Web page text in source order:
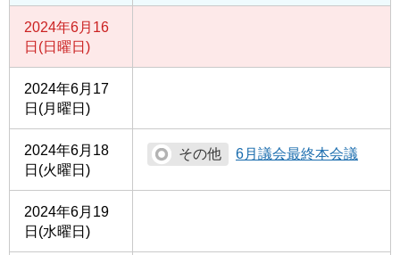
2024年6月16
日(日曜日)
2024年6月17
日(月曜日)
2024年6月18
日(火曜日)
6月議会最終本会議
2024年6月19
日(水曜日)